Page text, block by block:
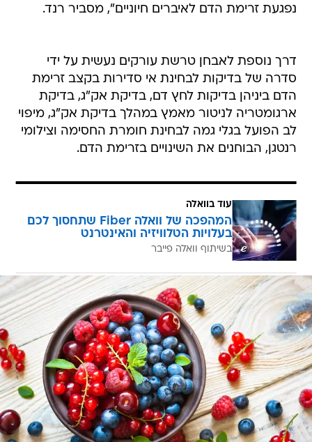
נפגעת זרימת הדם לאיברים חיוניים", מסביר רנד.
דרך נוספת לאבחן טרשת עורקים נעשית על ידי
סדרה של בדיקות לבחינת אי סדירות בקצב זרימת
הדם ביניהן בדיקות לחץ דם, בדיקת אק"ג, בדיקת
ארגומטריה לניטור מאמץ במהלך בדיקת אק"ג, מיפוי
לב הפועל בגלי גמה לבחינת חומרת החסימה וצילומי
רנטגן, הבוחנים את השינויים בזרימת הדם.
עוד בוואלה
המהפכה של וואלה Fiber שתחסוך לכם
בעלויות הטלוויזיה והאינטרנט
בשיתוף וואלה פייבר